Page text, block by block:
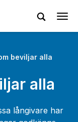
beviljar alla
alla
långivare har